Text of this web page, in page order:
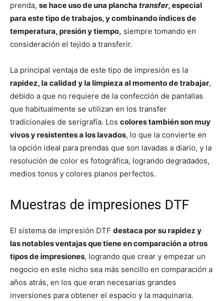
prenda, se hace uso de una plancha transfer, especial
para este tipo de trabajos, y combinando índices de
temperatura, presión y tiempo, siempre tomando en
consideración el tejido a transferir.
La principal ventaja de este tipo de impresión es la
rapidez, la calidad y la limpieza al momento de trabajar,
debido a que no requiere de la confección de pantallas
que habitualmente se utilizan en los transfer
tradicionales de serigrafía. Los colores también son muy
vivos y resistentes a los lavados, lo que la convierte en
la opción ideal para prendas que son lavadas a diario, y la
resolución de color es fotográfica, logrando degradados,
medios tonos y colores planos perfectos.
Muestras de impresiones DTF
El sistema de impresión DTF destaca por su rapidez y
las notables ventajas que tiene en comparación a otros
tipos de impresiones, logrando que crear y empezar un
negocio en este nicho sea más sencillo en comparación a
años atrás, en los que eran necesarias grandes
inversiones para obtener el espacio y la maquinaria.